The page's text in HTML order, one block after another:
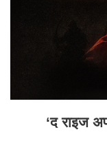
‘द राइज